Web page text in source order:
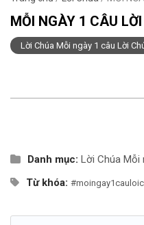
MỖI NGÀY 1 CÂU
Lời Chúa Mỗi ngày 1 câu Lời
Danh mục: Lời Chúa Mỗi
Từ khóa: